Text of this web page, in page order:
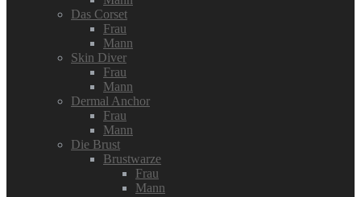
Das Corset
Frau
Mann
Skin Diver
Frau
Mann
Dermal Anchor
Frau
Mann
Die Brust
Brustwarze
Frau
Mann